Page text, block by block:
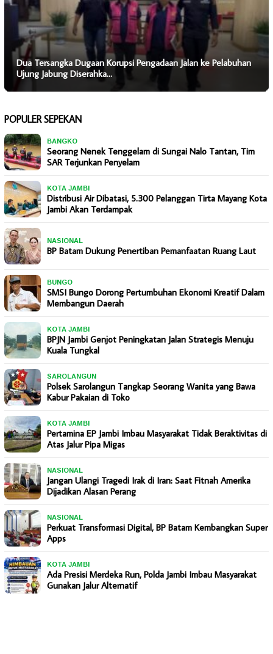
Dua Tersangka Dugaan Korupsi Pengadaan Jalan ke Pelabuhan
Ujung Jabung Diserahka…
POPULER SEPEKAN
BANGKO
Seorang Nenek Tenggelam di Sungai Nalo Tantan, Tim
SAR Terjunkan Penyelam
KOTA JAMBI
Distribusi Air Dibatasi, 5.300 Pelanggan Tirta Mayang Kota
Jambi Akan Terdampak
NASIONAL
BP Batam Dukung Penertiban Pemanfaatan Ruang Laut
BUNGO
SMSI Bungo Dorong Pertumbuhan Ekonomi Kreatif Dalam
Membangun Daerah
KOTA JAMBI
BPJN Jambi Genjot Peningkatan Jalan Strategis Menuju
Kuala Tungkal
SAROLANGUN
Polsek Sarolangun Tangkap Seorang Wanita yang Bawa
Kabur Pakaian di Toko
KOTA JAMBI
Pertamina EP Jambi Imbau Masyarakat Tidak Beraktivitas di
Atas Jalur Pipa Migas
NASIONAL
Jangan Ulangi Tragedi Irak di Iran: Saat Fitnah Amerika
Dijadikan Alasan Perang
NASIONAL
Perkuat Transformasi Digital, BP Batam Kembangkan Super
Apps
KOTA JAMBI
Ada Presisi Merdeka Run, Polda Jambi Imbau Masyarakat
Gunakan Jalur Alternatif